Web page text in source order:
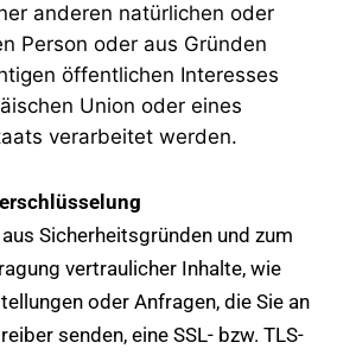
anderen natürlichen oder
Person oder aus Gründen
öffentlichen Interesses
Union oder eines
verarbeitet werden.
Sicherheitsgründen und zum
vertraulicher Inhalte, wie
oder Anfragen, die Sie an
senden, eine SSL- bzw. TLS-